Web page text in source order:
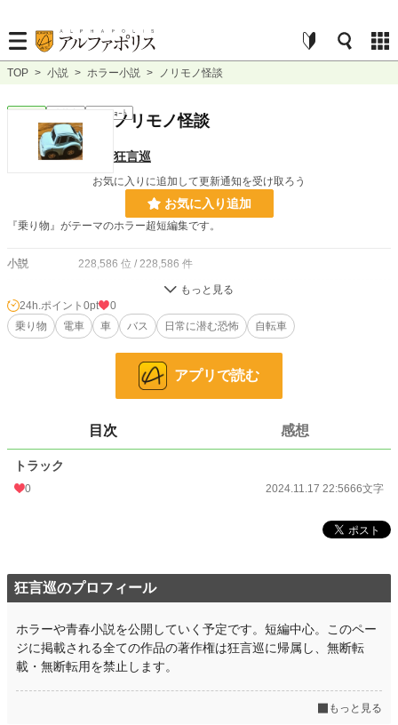
TOP > 小説 > ホラー小説 > ノリモノ怪談
ｼｮｰﾄｼｮｰﾄノリモノ怪談
狂言巡
お気に入りに追加して更新通知を受け取ろう
お気に入り追加
『乗り物』がテーマのホラー超短編集です。
小説 228,586 位 / 228,586 件
お気に入り 0
初回公開日時 2023.06.03 06:27
週間ポイント
累計ポイント 1,111 pt (192,027 位)
24h.ポイント 0pt
0
乗り物
電車 車 バス 日常に潜む恐怖 自転車
アプリで読む
目次 感想
トラック
0 2024.11.17 22:5666文字
狂言巡のプロフィール
ホラーや青春小説を公開していく予定です。短編中心。このペー
ジに掲載される全ての作品の著作権は狂言巡に帰属し、無断転
載・無断転用を禁止します。
もっと見る